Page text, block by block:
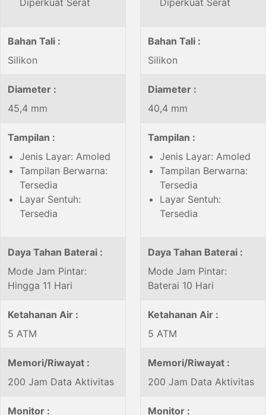
Diperkuat Serat
Diperkuat Serat
Bahan Tali :
Silikon
Bahan Tali :
Silikon
Diameter :
45,4 mm
Diameter :
40,4 mm
Tampilan :
Jenis Layar: Amoled
Tampilan Berwarna:
Tersedia
Layar Sentuh:
Tersedia
Tampilan :
Jenis Layar: Amoled
Tampilan Berwarna:
Tersedia
Layar Sentuh:
Tersedia
Daya Tahan Baterai :
Mode Jam Pintar:
Hingga 11 Hari
Daya Tahan Baterai :
Mode Jam Pintar:
Baterai 10 Hari
Ketahanan Air :
5 ATM
Ketahanan Air :
5 ATM
Memori/Riwayat :
200 Jam Data Aktivitas
Memori/Riwayat :
200 Jam Data Aktivitas
Monitor :
Monitor :